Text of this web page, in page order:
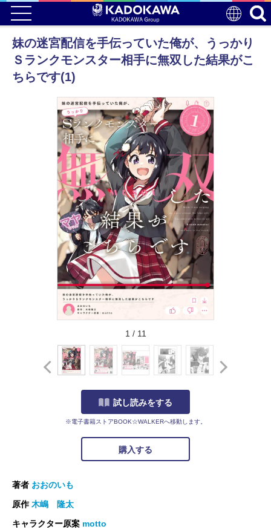
妹の迷宮配信を手伝っていた俺が、うっかり
Ｓランクモンスター相手に無双した結果がこ
ちらです(1)
1 / 11
試し読みをする
※電子書籍ストアBOOK☆WALKERへ移動します。
購入する
著者 おおのいも
原作木嶋 隆太
キャラクター原案 motto